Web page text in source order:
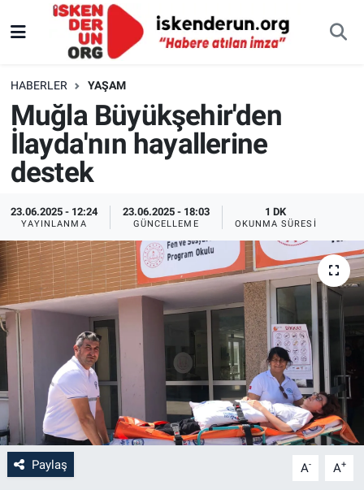
HABERLER YAŞAM
Muğla Büyükşehir'den
İlayda'nın hayallerine
destek
23.06.2025 - 12:24
YAYINLANMA
23.06.2025 - 18:03
GÜNCELLEME
1 DK
OKUNMA SÜRESI
Paylaş A- A+